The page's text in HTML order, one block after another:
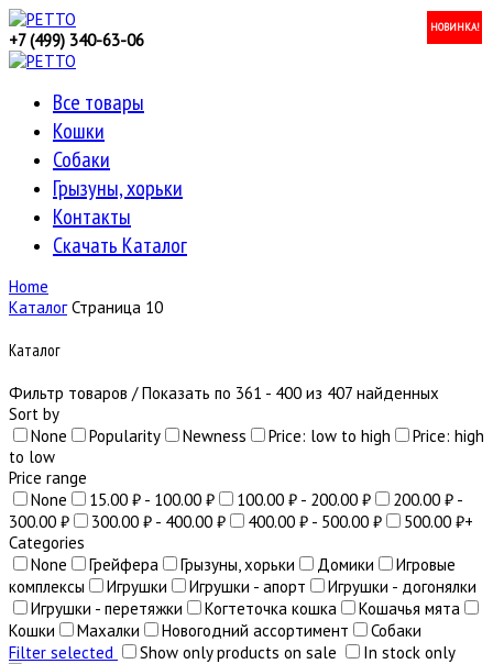
+7 (499) 340-63-06
Все товары
Кошки
Собаки
Грызуны, хорьки
Контакты
Скачать Каталог
Home
Каталог Страница 10
Каталог
Фильтр товаров / Показать по 361 - 400 из 407 найденных
Sort by
None
Popularity Newness Price: low to high
Price: high
to low
Price range
None
15.00 ₽ - 100.00 ₽ 100.00 ₽ - 200.00 ₽
200.00 ₽ -
300.00 ₽
300.00 ₽ - 400.00 ₽ 400.00 ₽ - 500.00 ₽
500.00 ₽+
Categories
None
Грейфера Грызуны, хорьки Домики
Игровые
комплексы
Игрушки Игрушки - апорт
Игрушки - догонялки
Игрушки - перетяжки
Когтеточка кошка
Кошачья мята
Кошки
Махалки Новогодний ассортимент
Собаки
Filter selected
Show only products on sale In stock only
НОВИНКА!
НОВИНКА!
НОВИНКА!
НОВИНКА!
НОВИНКА!
НОВИНКА!
НОВИНКА!
НОВИНКА!
НОВИНКА!
НОВИНКА!
НОВИНКА!
НОВИНКА!
НОВИНКА!
НОВИНКА!
НОВИНКА!
НОВИНКА!
НОВИНКА!
НОВИНКА!
НОВИНКА!
НОВИНКА!
НОВИНКА!
НОВИНКА!
НОВИНКА!
НОВИНКА!
НОВИНКА!
НОВИНКА!
НОВИНКА!
НОВИНКА!
НОВИНКА!
НОВИНКА!
НОВИНКА!
НОВИНКА!
НОВИНКА!
НОВИНКА!
НОВИНКА!
НОВИНКА!
НОВИНКА!
НОВИНКА!
НОВИНКА!